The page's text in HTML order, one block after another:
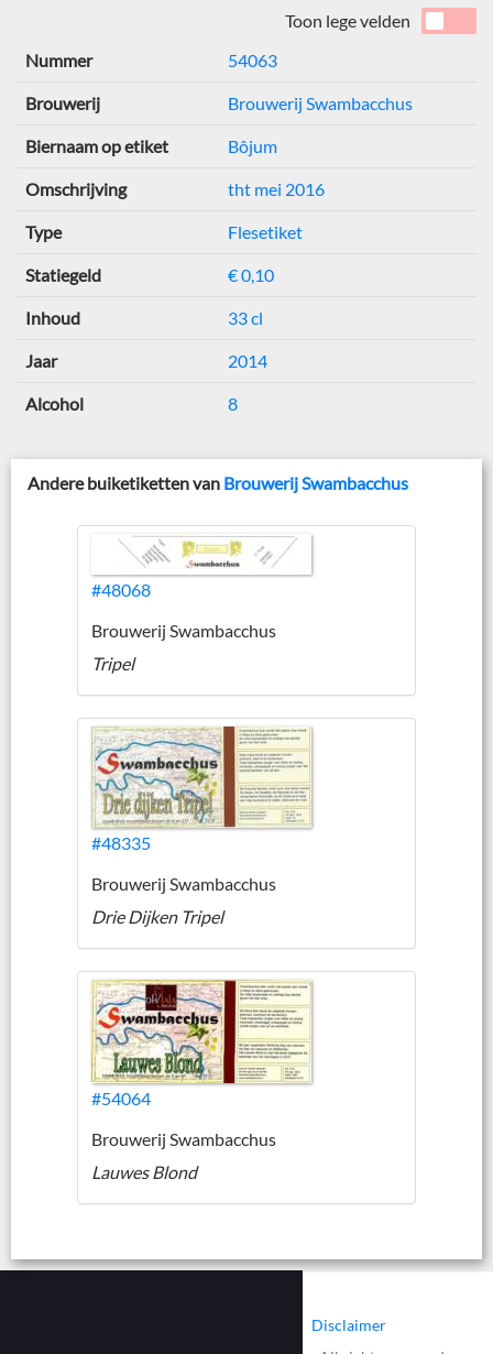
Toon lege velden
Nummer
54063
Brouwerij Brouwerij Swambacchus
Biernaam op etiket Bôjum
Omschrijving tht mei 2016
Type Flesetiket
Statiegeld € 0,10
Inhoud 33 cl
Jaar 2014
Alcohol 8
Andere buiketiketten van Brouwerij Swambacchus
#48068
Brouwerij Swambacchus
Tripel
#48335
Brouwerij Swambacchus
Drie Dijken Tripel
#54064
Brouwerij Swambacchus
Lauwes Blond
Disclaimer